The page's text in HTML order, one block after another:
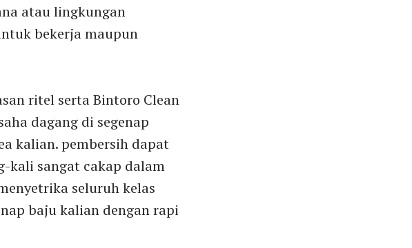
atau lingkungan
bekerja maupun
ritel serta Bintoro Clean
dagang di segenap
kalian. pembersih dapat
kali sangat cakap dalam
seluruh kelas
baju kalian dengan rapi